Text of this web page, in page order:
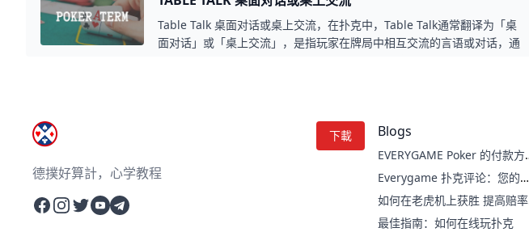
池控制权。
Table Talk 桌面对话或桌上交流，在扑克中，Table Talk通常翻译为「桌
面对话」或「桌上交流」，是指玩家在牌局中相互交流的言语或对话，通
下載
德撲好算計，心学教程
Facebook
Instagram
Twitter
YouTube
Telegram
Blogs
EVERYGAME Poker 的付款方
式：快速、轻松的交易
Everygame 扑克评论：您的在
线扑克指南
如何在老虎机上获胜 提高赔率
的技巧
最佳指南：如何在线玩扑克